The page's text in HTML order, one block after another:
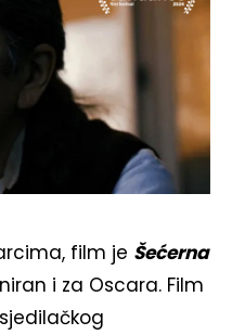
film je Šećerna
i za Oscara. Film